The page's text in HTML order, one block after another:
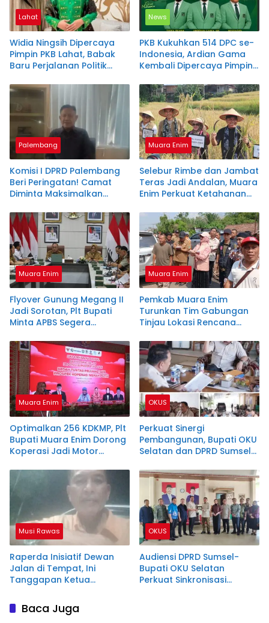
Lahat
Widia Ningsih Dipercaya
Pimpin PKB Lahat, Babak
Baru Perjalanan Politik
News
PKB Kukuhkan 514 DPC se-
Indonesia, Ardian Gama
Kembali Dipercaya Pimpin
Palembang
Komisi I DPRD Palembang
Beri Peringatan! Camat
Diminta Maksimalkan
Posyandu
Muara Enim
Selebur Rimbe dan Jambat
Teras Jadi Andalan, Muara
Enim Perkuat Ketahanan
Muara Enim
Flyover Gunung Megang II
Jadi Sorotan, Plt Bupati
Minta APBS Segera
Muara Enim
Pemkab Muara Enim
Turunkan Tim Gabungan
Tinjau Lokasi Rencana
Mas Baru
Muara Enim
Optimalkan 256 KDKMP, Plt
Bupati Muara Enim Dorong
Koperasi Jadi Motor
OKUS
Perkuat Sinergi
Pembangunan, Bupati OKU
Selatan dan DPRD Sumsel
Wujudkan Program
Prioritas
Musi Rawas
Raperda Inisiatif Dewan
Jalan di Tempat, Ini
Tanggapan Ketua
OKUS
Audiensi DPRD Sumsel-
Bupati OKU Selatan
Perkuat Sinkronisasi
Baca Juga